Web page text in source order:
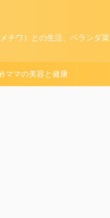
チワ）との生活、ベランダ菜
ママの美容と健康